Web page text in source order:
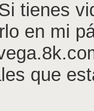
tienes
en mi
que